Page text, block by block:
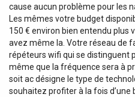
cause aucun problème pour les
Les mêmes votre budget
150 € environ bien entendu plus
avez même la. Votre réseau de
répéteurs wifi qui se distinguent
même que la fréquence sera à
soit ac désigne le type de
souhaitez profiter à la fois